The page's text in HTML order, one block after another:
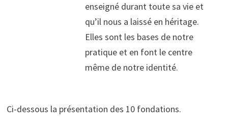
enseigné durant toute sa vie et
qu’il nous a laissé en héritage.
Elles sont les bases de notre
pratique et en font le centre
même de notre identité.
Ci-dessous la présentation des 10 fondations.